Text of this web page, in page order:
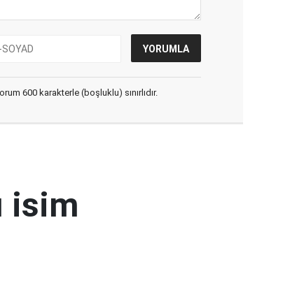
600 karakterle (boşluklu) sınırlıdır.
isim